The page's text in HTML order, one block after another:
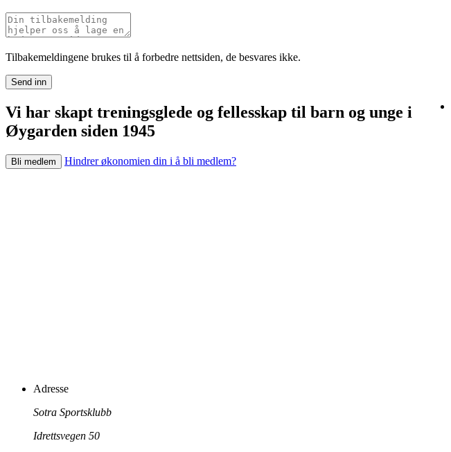
Tilbakemeldingene brukes til å forbedre nettsiden, de besvares ikke.
Send inn
Vi har skapt treningsglede og fellesskap til barn og unge i
Øygarden siden 1945
Bli medlem Hindrer økonomien din i å bli medlem?
Adresse
Sotra Sportsklubb
Idrettsvegen 50